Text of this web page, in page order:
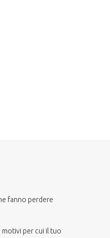
fanno perdere
motivi per cui il tuo